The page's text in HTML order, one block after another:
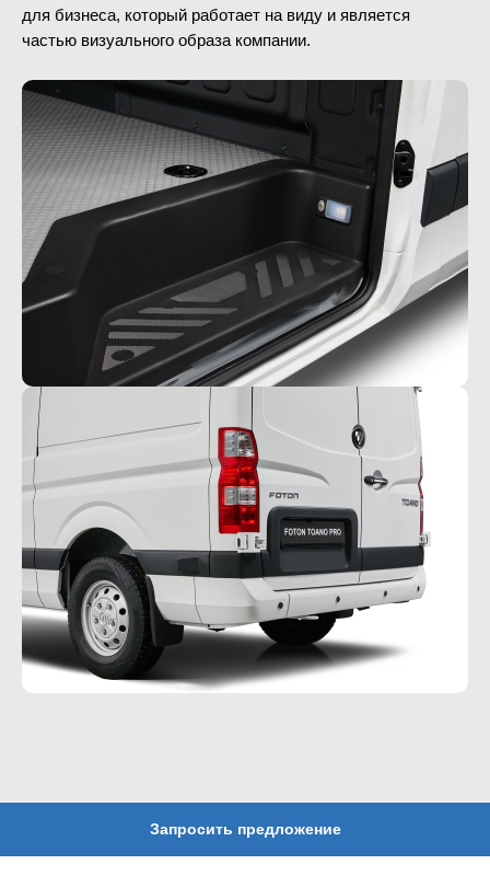
для бизнеса, который работает на виду и является
частью визуального образа компании.
Запросить предложение